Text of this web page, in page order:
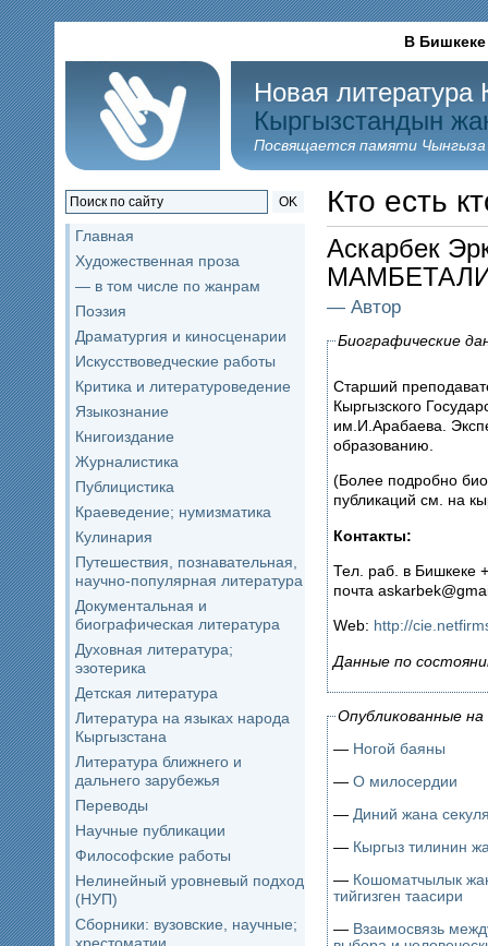
В Бишкеке
Новая литература
Кыргызстандын
Посвящается памяти
OK
Главная
Художественная проза
— в том числе по жанрам
Поэзия
Драматургия и киносценарии
Искусствоведческие работы
Критика и литературоведение
Языкознание
Книгоиздание
Журналистика
Публицистика
Краеведение; нумизматика
Кулинария
Путешествия, познавательная,
научно-популярная литература
Документальная и
биографическая литература
Духовная литература;
эзотерика
Детская литература
Литература на языках народа
Кыргызстана
Литература ближнего и
дальнего зарубежья
Переводы
Научные публикации
Философские работы
Нелинейный уровневый подход
(НУП)
Сборники: вузовские, научные;
Кто есть
Аскарбек
— Автор
Биографические
Старший
Кыргызского
им.И.Арабаева.
образованию.
(Более подробно
публикаций см. на
Контакты:
Тел. раб. в Бишкеке
почта
Web: http://
Данные по
Опубликованные
— Ногой баяны
— О милосердии
— Диний жана
— Кыргыз тилинин
— Кошоматчылык
тийгизген таасири
— Взаимосвязь